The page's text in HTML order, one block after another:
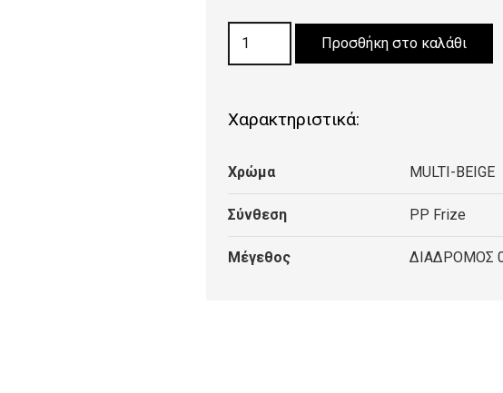
MULTI-
ΔΙΑΔΡΟΜΟΣ
0,67cm
ποσότητα
Προσθήκη στο καλάθι
Χαρακτηριστικά:
Χρώμα MULTI-BEIGE
Σύνθεση PP Frize
Μέγεθος ΔΙΑΔΡΟΜΟΣ